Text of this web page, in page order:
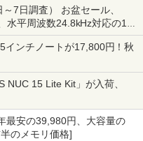
7日調査） お盆セール、
平周波数24.8kHz対応の17
動セール ほか
インチノートが17,800円！秋
NUC 15 Lite Kit」が入荷、
最安の39,980円、大容量の
のメモリ価格]